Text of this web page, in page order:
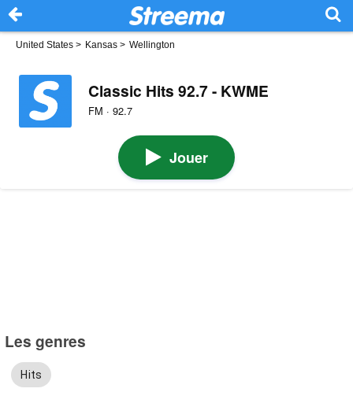
United States > Kansas > Wellington
Classic Hits 92.7 - KWME
FM · 92.7
Jouer
Les genres
Hits